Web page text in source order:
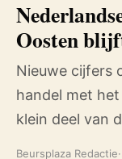
Oosten
Nieuwe cijfers
handel met
klein deel van
Beursplaza Redactie·